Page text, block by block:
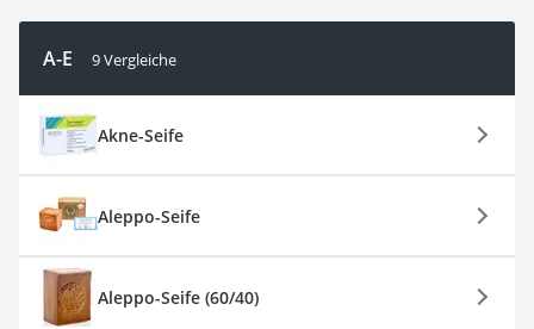
A-E 9 Vergleiche
Akne-Seife
Aleppo-Seife
Aleppo-Seife (60/40)